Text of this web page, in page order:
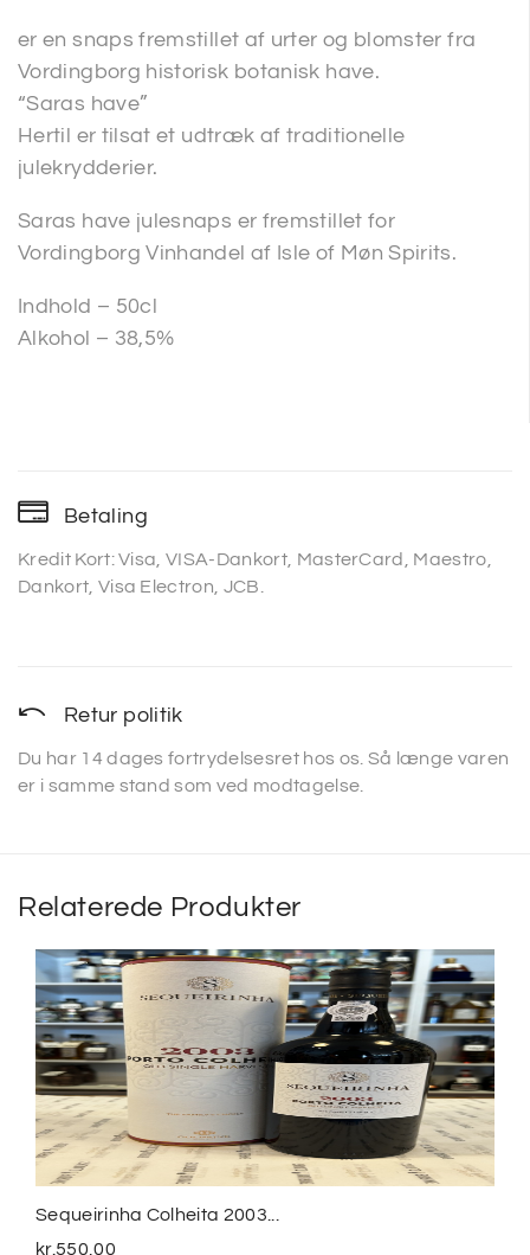
er en snaps fremstillet af urter og blomster fra
Vordingborg historisk botanisk have.
“Saras have”
Hertil er tilsat et udtræk af traditionelle
julekrydderier.
Saras have julesnaps er fremstillet for
Vordingborg Vinhandel af Isle of Møn Spirits.
Indhold – 50cl
Alkohol – 38,5%
Betaling
Kredit Kort: Visa, VISA-Dankort, MasterCard, Maestro,
Dankort, Visa Electron, JCB.
Retur politik
Du har 14 dages fortrydelsesret hos os. Så længe varen
er i samme stand som ved modtagelse.
Relaterede Produkter
Sequeirinha Colheita 2003...
kr.550,00